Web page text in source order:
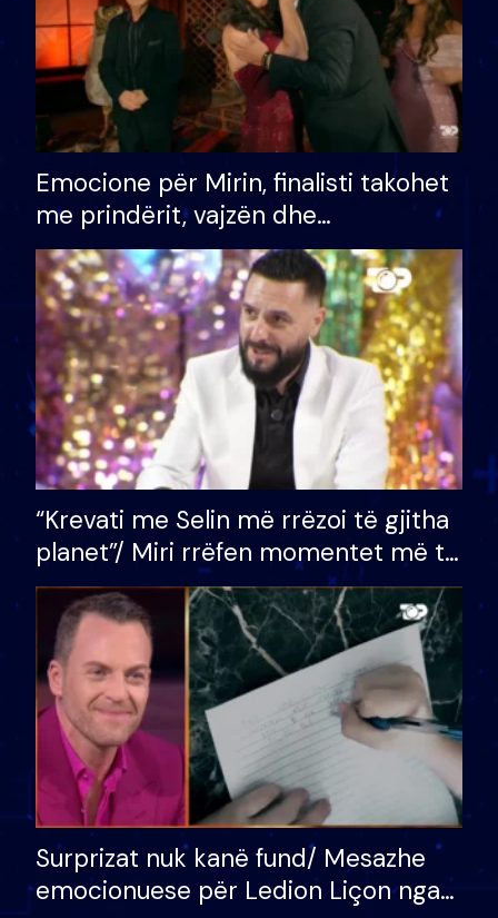
Emocione për Mirin, finalisti takohet
me prindërit, vajzën dhe
bashkëshorten: S’kemi ndonjë letër
divorci apo jo?
“Krevati me Selin më rrëzoi të gjitha
planet”/ Miri rrëfen momentet më të
bukura në shtëpinë e BB VIP: Do më
mungojë zilja e mëngjesit kur…
Surprizat nuk kanë fund/ Mesazhe
emocionuese për Ledion Liçon nga